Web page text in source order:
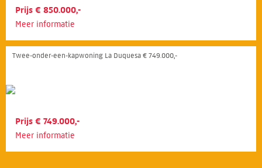
Prijs € 850.000,-
Meer informatie
Twee-onder-een-kapwoning La Duquesa € 749.000,-
Prijs € 749.000,-
Meer informatie